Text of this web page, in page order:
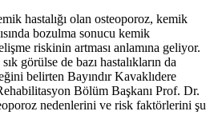
hastalığı olan osteoporoz, kemik
bozulma sonucu kemik
riskinin artması anlamına geliyor.
görülse de bazı hastalıkların da
belirten Bayındır Kavaklıdere
Bölüm Başkanı Prof. Dr.
nedenlerini ve risk faktörlerini şu